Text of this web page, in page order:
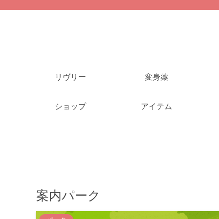
リヴリー 変身薬
ショップ アイテム
案内パーク